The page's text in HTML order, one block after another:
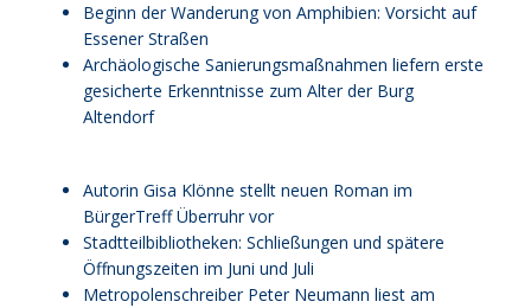
Beginn der Wanderung von Amphibien: Vorsicht auf
Essener Straßen
Archäologische Sanierungsmaßnahmen liefern erste
gesicherte Erkenntnisse zum Alter der Burg
Altendorf
Autorin Gisa Klönne stellt neuen Roman im
BürgerTreff Überruhr vor
Stadtteilbibliotheken: Schließungen und spätere
Öffnungszeiten im Juni und Juli
Metropolenschreiber Peter Neumann liest am